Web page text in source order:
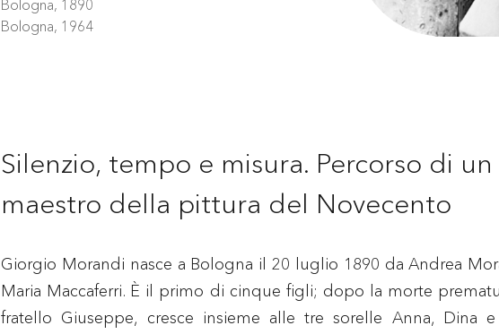
Bologna, 1890
Bologna, 1964
Silenzio, tempo e misura. Percorso di un
maestro della pittura del Novecento
Giorgio Morandi nasce a Bologna il 20 luglio 1890 da Andrea
Maria Maccaferri. È il primo di cinque figli; dopo la morte
fratello Giuseppe, cresce insieme alle tre sorelle Anna, Dina e